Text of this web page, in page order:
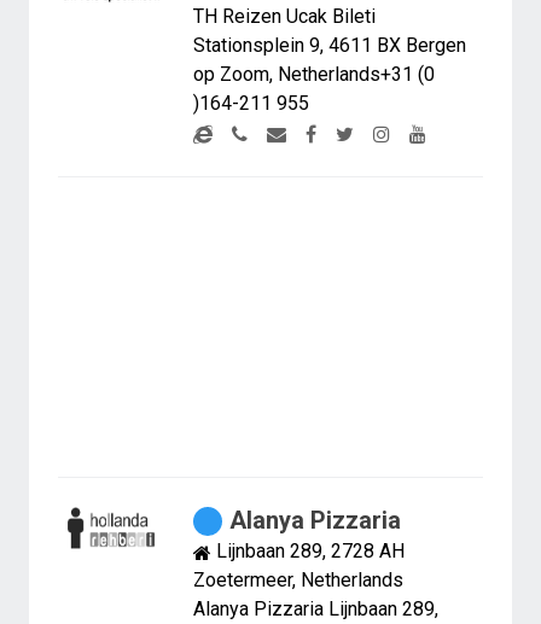
TH Reizen Ucak Bileti
Stationsplein 9, 4611 BX Bergen
op Zoom, Netherlands+31 (0
)164-211 955
Alanya Pizzaria
Lijnbaan 289, 2728 AH
Zoetermeer, Netherlands
Alanya Pizzaria Lijnbaan 289,